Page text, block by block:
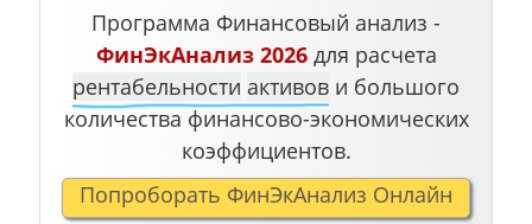
Программа Финансовый анализ -
ФинЭкАнализ 2026для расчета
рентабельности активов и большого
количества финансово-экономических
коэффициентов.
Попроборать ФинЭкАнализ Онлайн